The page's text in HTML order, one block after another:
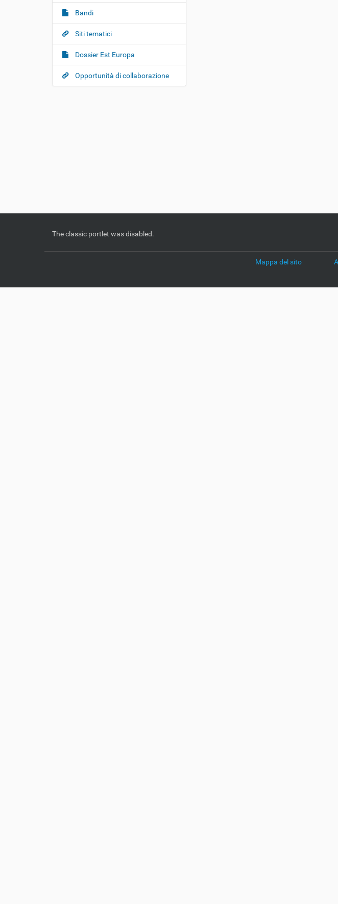
Bandi
Siti tematici
Dossier Est Europa
Opportunità di collaborazione
The classic portlet was disabled.
Mappa del sito